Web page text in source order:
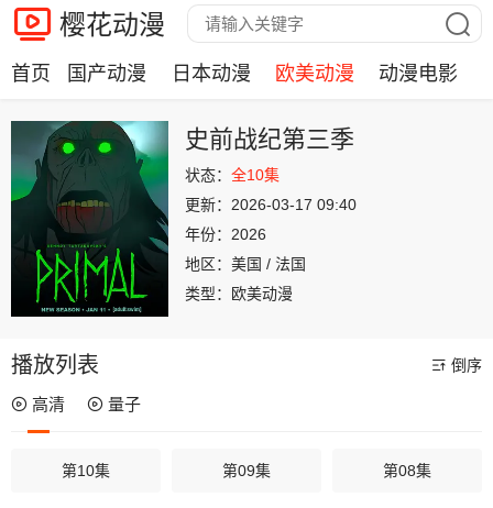
樱花动漫
首页 国产动漫 日本动漫 欧美动漫 动漫电影
史前战纪第三季
状态： 全10集
更新： 2026-03-17 09:40
年份： 2026
地区： 美国 / 法国
类型：
欧美动漫
播放列表 倒序
高清 量子
第10集 第09集 第08集